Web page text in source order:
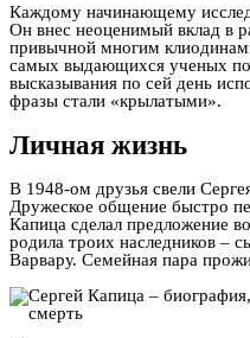
Каждому начинающему
Он внес неоценимый вклад в
привычной многим
самых выдающихся ученых
высказывания по сей день
фразы стали «крылатыми».
Личная жизнь
В 1948-ом друзья свели
Дружеское общение быстро
Капица сделал предложение
родила троих наследников –
Варвару. Семейная пара